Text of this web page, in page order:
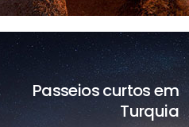
Passeios curtosem
Turquia